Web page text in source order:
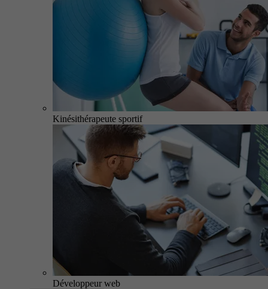
Kinésithérapeute sportif
Développeur web